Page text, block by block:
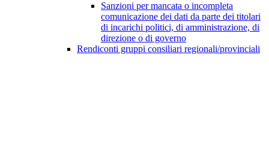
Sanzioni per mancata o incompleta
comunicazione dei dati da parte dei titolari
di incarichi politici, di amministrazione, di
direzione o di governo
Rendiconti gruppi consiliari regionali/provinciali